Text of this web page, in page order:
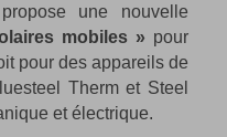
une nouvelle
mobiles » pour
pour des appareils de
Therm et Steel
et électrique.